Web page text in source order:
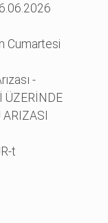
Cumartesi
-
ÜZERİNDE
ARIZASI
t